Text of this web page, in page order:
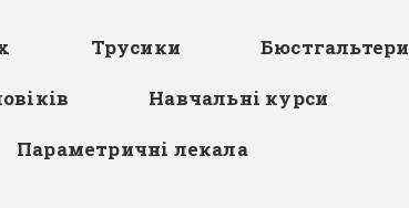
Трусики
Бюстгальтери
Навчальні курси
Параметричні лекала